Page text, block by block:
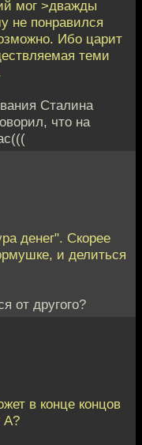
мог >дважды
не понравился
Ибо царит
теми
Сталина
что на
денег". Скорее
и делиться
от другого?
в конце концов
А?